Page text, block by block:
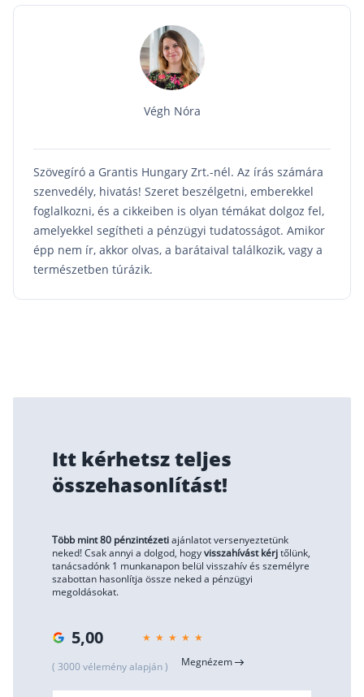
Végh Nóra
Szövegíró a Grantis Hungary Zrt.-nél. Az írás számára
szenvedély, hivatás! Szeret beszélgetni, emberekkel
foglalkozni, és a cikkeiben is olyan témákat dolgoz fel,
amelyekkel segítheti a pénzügyi tudatosságot. Amikor
épp nem ír, akkor olvas, a barátaival találkozik, vagy a
természetben túrázik.
Itt kérhetsz teljes
összehasonlítást!
Több mint 80 pénzintézetiajánlatot versenyeztetünk
neked! Csak annyi a dolgod, hogyvisszahívást kérjtőlünk,
tanácsadónk 1 munkanapon belül visszahív és személyre
szabottan hasonlítja össze neked a pénzügyi
megoldásokat.
5,00
( 3000 vélemény alapján ) Megnézem